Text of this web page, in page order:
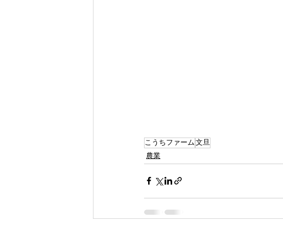
こうちファーム文旦
農業